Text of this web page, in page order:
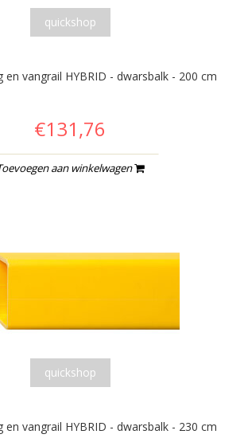
quickshop
en vangrail HYBRID - dwarsbalk - 200 cm
€131,76
aan winkelwagen
quickshop
en vangrail HYBRID - dwarsbalk - 230 cm